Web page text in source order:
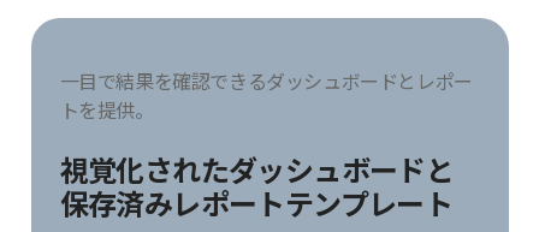
一目で結果を確認できるダッシュボードとレポー
トを提供。
視覚化されたダッシュボードと
保存済みレポートテンプレート